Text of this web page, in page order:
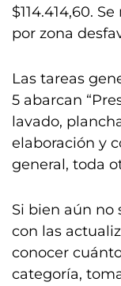
$114.414,60.
por zona
Las tareas
5 abarcan
lavado,
elaboración y
general, toda
Si bien aún no
con las
conocer
categoría,